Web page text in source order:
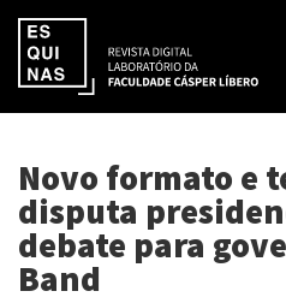
Novo formato e
disputa
debate para
Band